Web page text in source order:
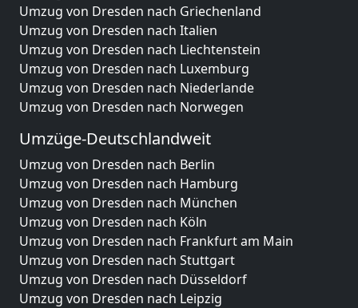
Umzug von Dresden nach Griechenland
Umzug von Dresden nach Italien
Umzug von Dresden nach Liechtenstein
Umzug von Dresden nach Luxemburg
Umzug von Dresden nach Niederlande
Umzug von Dresden nach Norwegen
Umzüge-Deutschlandweit
Umzug von Dresden nach Berlin
Umzug von Dresden nach Hamburg
Umzug von Dresden nach München
Umzug von Dresden nach Köln
Umzug von Dresden nach Frankfurt am Main
Umzug von Dresden nach Stuttgart
Umzug von Dresden nach Düsseldorf
Umzug von Dresden nach Leipzig